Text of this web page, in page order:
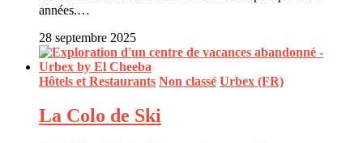
années.…
28 septembre 2025
Hôtels et Restaurants Non classé Urbex (FR)
La Colo de Ski